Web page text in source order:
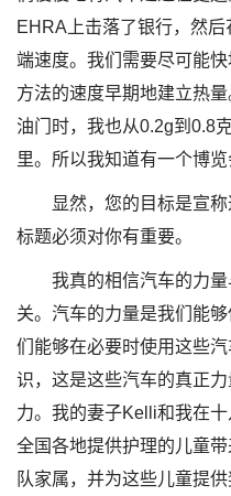
EHRA上击落了银行，然
端速度。我们需要尽可能
方法的速度早期地建立热
油门时，我也从0.2g到0.8
里。所以我知道有一个博览
显然，您的目标是宣
标题必须对你有重要。
我真的相信汽车的力
关。汽车的力量是我们能
们能够在必要时使用这些
识，这是这些汽车的真正
力。我的妻子Kelli和我在
全国各地提供护理的儿童
队家属，并为这些儿童提